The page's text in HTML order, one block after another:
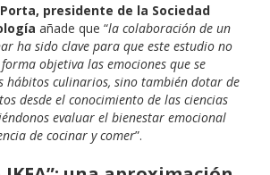
Porta, presidente de la Sociedad
añade que “la colaboración de un
ha sido clave para que este estudio no
objetiva las emociones que se
hábitos culinarios, sino también dotar de
desde el conocimiento de las ciencias
evaluar el bienestar emocional
de cocinar y comer”.